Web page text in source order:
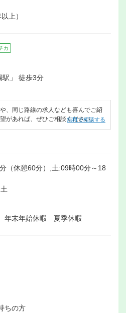
上）
カ
駅」 徒歩3分
、同じ路線の求人なども喜んでご紹
があれば、ぜひご相談ください。
無料で相談する
（休憩60分）,土:09時00分～18
末年始休暇 夏季休暇
ちの方